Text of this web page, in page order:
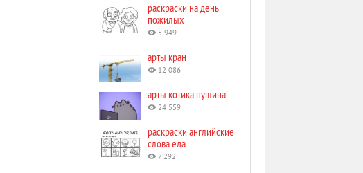
раскраски на день
пожилых
5 949
арты кран
12 086
арты котика пушина
24 559
раскраски английские
слова еда
7 292